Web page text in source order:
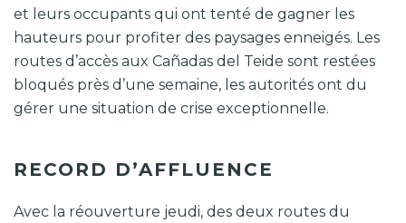
et leurs occupants qui ont tenté de gagner les
hauteurs pour profiter des paysages enneigés. Les
routes d’accès aux Cañadas del Teide sont restées
bloqués près d’une semaine, les autorités ont du
gérer une situation de crise exceptionnelle.
RECORD D’AFFLUENCE
Avec la réouverture jeudi, des deux routes du